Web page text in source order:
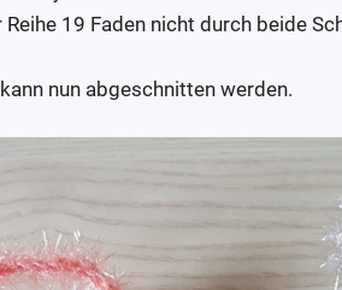
19 Faden nicht durch beide
nun abgeschnitten werden.